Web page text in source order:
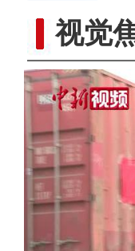
视觉